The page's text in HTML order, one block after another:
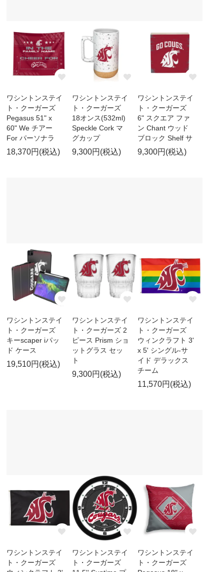
ワシントンステイ
ト・クーガーズ
Pegasus 51" x
60" We チアー
For パーソナラ
18,370円(税込)
ワシントンステイ
ト・クーガーズ
18オンス(532ml)
Speckle Cork マ
グカップ
9,300円(税込)
ワシントンステイ
ト・クーガーズ
6" スクエア ファ
ン Chant ウッド
ブロック Shelf サ
9,300円(税込)
ワシントンステイ
ト・クーガーズ
キーscaper iパッ
ド ケース
19,510円(税込)
ワシントンステイ
ト・クーガーズ 2
ピース Prism ショ
ットグラス セッ
ト
9,300円(税込)
ワシントンステイ
ト・クーガーズ
ウィンクラフト 3'
x 5' シングル-サ
イド デラックス
チーム
11,570円(税込)
ワシントンステイ
ト・クーガーズ
ワシントンステイ
ト・クーガーズ
ワシントンステイ
ト・クーガーズ